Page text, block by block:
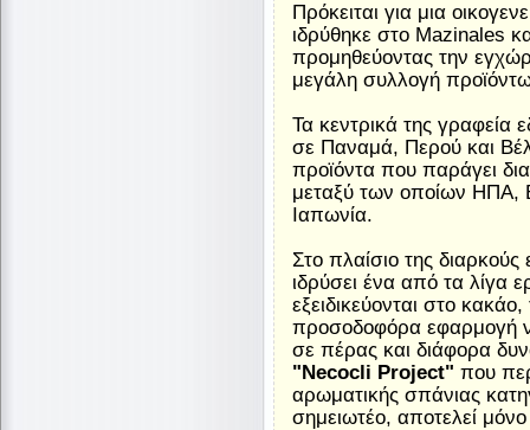
Πρόκειται για μια
ιδρύθηκε στο Mazinales
προμηθεύοντας την
μεγάλη συλλογή
Τα κεντρικά της γραφεία
σε Παναμά, Περού και
προϊόντα που παράγει
μεταξύ των οποίων
Ιαπωνία.
Στο πλαίσιο της διαρκούς
ιδρύσει ένα από τα λίγα
εξειδικεύονται στο
προσοδοφόρα εφαρμογή
σε πέρας και διάφορα
"Necocli Project" που
αρωματικής σπάνιας
σημειωτέο, αποτελεί